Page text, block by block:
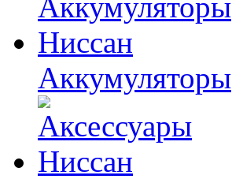
Аккумуляторы